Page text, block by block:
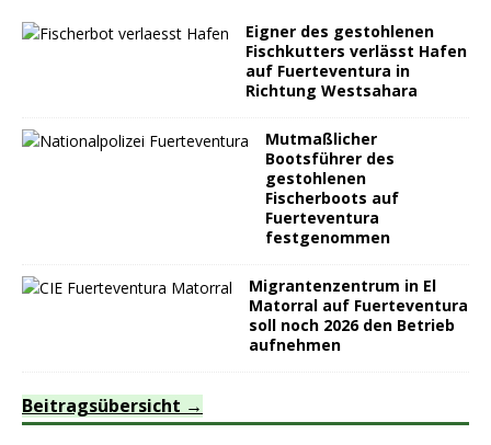
Eigner des gestohlenen
Fischkutters verlässt Hafen
auf Fuerteventura in
Richtung Westsahara
Mutmaßlicher
Bootsführer des
gestohlenen
Fischerboots auf
Fuerteventura
festgenommen
Migrantenzentrum in El
Matorral auf Fuerteventura
soll noch 2026 den Betrieb
aufnehmen
Beitragsübersicht